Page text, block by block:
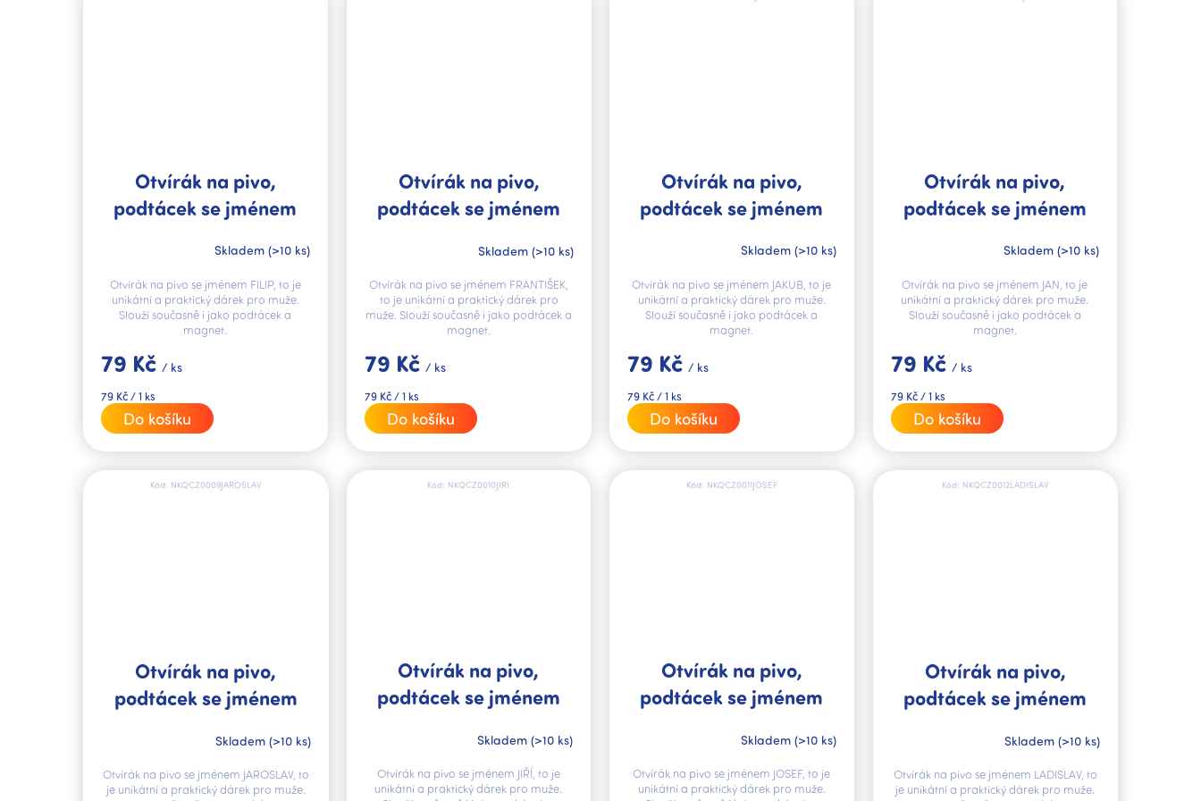
Otvírák na pivo,
podtácek se jménem
Skladem (>10 ks)
79 Kč / ks
Měrná
cena:
79 Kč / 1 ks
Do košíku
Otvírák na pivo se jménem FILIP, to je
unikátní a praktický dárek pro muže.
Slouží současně i jako podtácek a
magnet.
Otvírák na pivo,
podtácek se jménem
Skladem (>10 ks)
79 Kč / ks
Měrná
cena:
79 Kč / 1 ks
Do košíku
Otvírák na pivo se jménem FRANTIŠEK,
to je unikátní a praktický dárek pro
muže. Slouží současně i jako podtácek a
magnet.
Otvírák na pivo,
podtácek se jménem
Skladem (>10 ks)
79 Kč / ks
Měrná
cena:
79 Kč / 1 ks
Do košíku
Otvírák na pivo se jménem JAKUB, to je
unikátní a praktický dárek pro muže.
Slouží současně i jako podtácek a
magnet.
Otvírák na pivo,
podtácek se jménem
Skladem (>10 ks)
79 Kč / ks
Měrná
cena:
79 Kč / 1 ks
Do košíku
Otvírák na pivo se jménem JAN, to je
unikátní a praktický dárek pro muže.
Slouží současně i jako podtácek a
magnet.
Otvírák na pivo,
podtácek se jménem
Skladem (>10 ks)
Otvírák na pivo se jménem JAROSLAV, to
je unikátní a praktický dárek pro muže.
Kód: NKQCZ0009JAROSLAV
Otvírák na pivo,
podtácek se jménem
Skladem (>10 ks)
Otvírák na pivo se jménem JIŘÍ, to je
unikátní a praktický dárek pro muže.
Kód: NKQCZ0010JIRI
Otvírák na pivo,
podtácek se jménem
Skladem (>10 ks)
Otvírák na pivo se jménem JOSEF, to je
unikátní a praktický dárek pro muže.
Kód: NKQCZ0011JOSEF
Otvírák na pivo,
podtácek se jménem
Skladem (>10 ks)
Otvírák na pivo se jménem LADISLAV, to
je unikátní a praktický dárek pro muže.
Kód: NKQCZ0012LADISLAV